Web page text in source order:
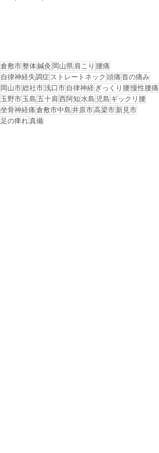
倉敷市整体鍼灸 岡山県 肩こり 腰痛
自律神経失調症 ストレートネック 頭痛首の痛み
岡山市総社市浅口市 自律神経 ぎっくり腰慢性腰痛
玉野市玉島 五十肩西阿知 水島 児島 ギックリ腰
坐骨神経痛倉敷市中島井原市高梁市新見市
足の痺れ真備